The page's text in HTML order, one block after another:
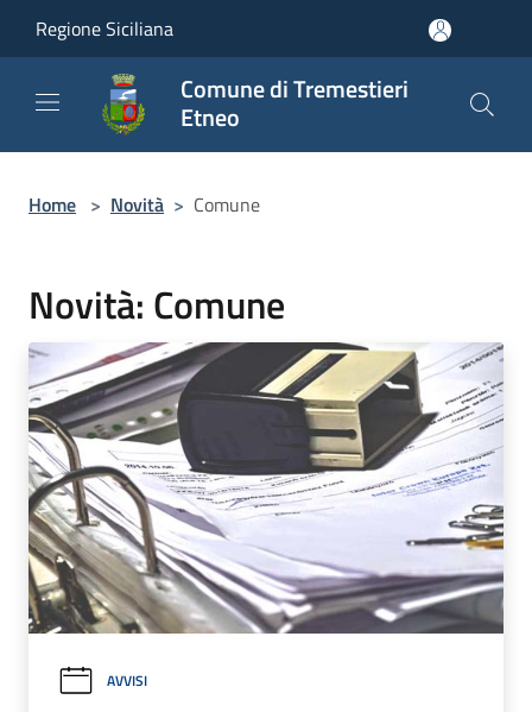
Regione Siciliana
Comune di Tremestieri
Etneo
Home > Novità > Comune
Novità: Comune
AVVISI